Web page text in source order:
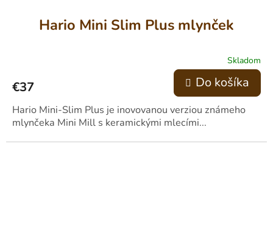
Hario Mini Slim Plus mlynček
Skladom
€37 Do košíka
Hario Mini-Slim Plus je inovovanou verziou známeho
mlynčeka Mini Mill s keramickými mlecími...